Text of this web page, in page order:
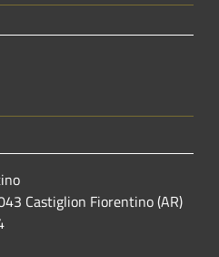
Castiglion Fiorentino (AR)